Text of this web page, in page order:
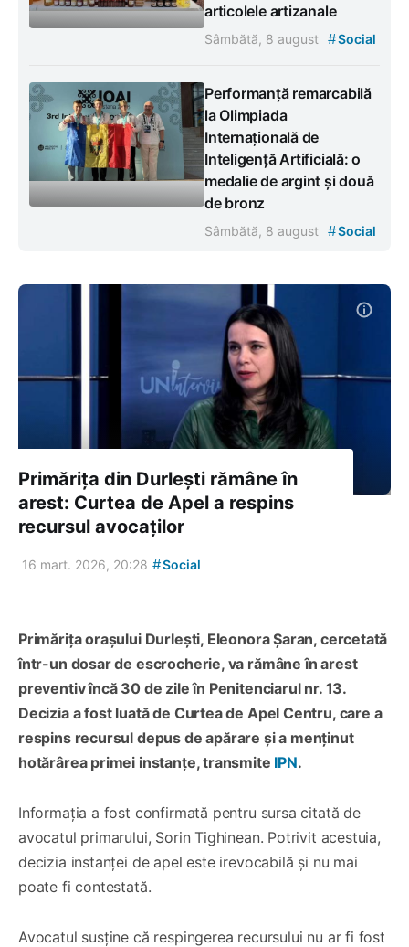
articolele artizanale
Sâmbătă, 8 august #Social
Performanță remarcabilă
la Olimpiada
Internațională de
Inteligență Artificială: o
medalie de argint și două
de bronz
Sâmbătă, 8 august #Social
Primărița din Durlești rămâne în
arest: Curtea de Apel a respins
recursul avocaților
16 mart. 2026, 20:28 #Social
Primărița orașului Durlești, Eleonora Șaran, cercetată
într-un dosar de escrocherie, va rămâne în arest
preventiv încă 30 de zile în Penitenciarul nr. 13.
Decizia a fost luată de Curtea de Apel Centru, care a
respins recursul depus de apărare și a menținut
hotărârea primei instanțe, transmite IPN.
Informația a fost confirmată pentru sursa citată de
avocatul primarului, Sorin Tighinean. Potrivit acestuia,
decizia instanței de apel este irevocabilă și nu mai
poate fi contestată.
Avocatul susține că respingerea recursului nu ar fi fost